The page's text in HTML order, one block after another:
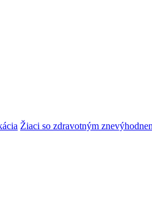
Žiaci so zdravotným